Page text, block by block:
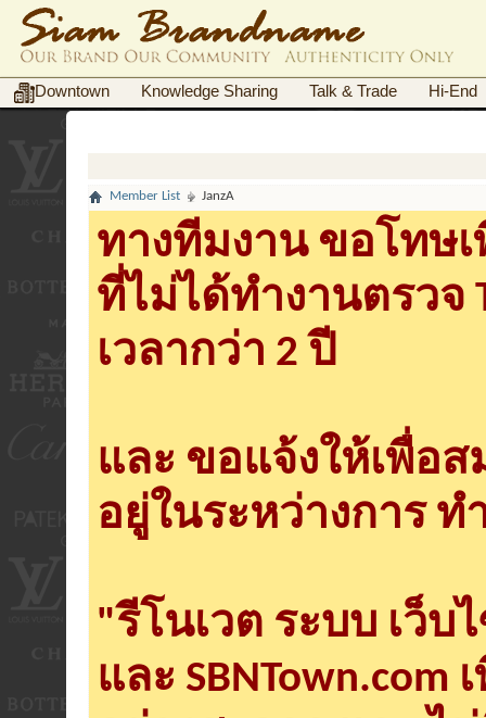
Downtown Knowledge Sharing Talk & Trade Hi-End
Member List JanzA
ทางทีมงาน ขอโทษ
ที่ไม่ได้ทำงานตรวจ
เวลากว่า 2 ปี
และ ขอแจ้งให้เพื่อ
อยู่ในระหว่างการ ท
"รีโนเวต ระบบ เว็บ
และ